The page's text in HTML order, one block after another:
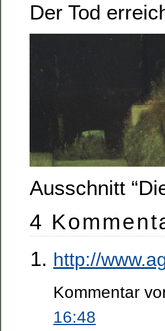
Der Tod
Ausschnitt
4
http://
Kommentar
16:48